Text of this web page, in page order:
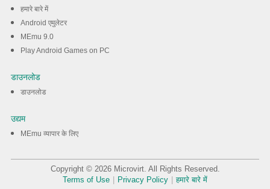
हमारे बारे में
Android एमुलेटर
MEmu 9.0
Play Android Games on PC
डाउनलोड
डाउनलोड
उद्यम
MEmu व्यापार के लिए
Copyright © 2026 Microvirt. All Rights Reserved.
Terms of Use
Privacy Policy हमारे बारे में